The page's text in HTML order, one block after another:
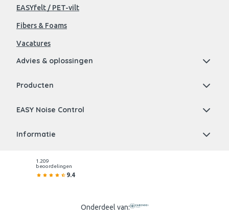
EASYfelt / PET-vilt
Fibers & Foams
Vacatures
Advies & oplossingen
Producten
EASY Noise Control
Informatie
1.209
beoordelingen
9.4
Onderdeel van: